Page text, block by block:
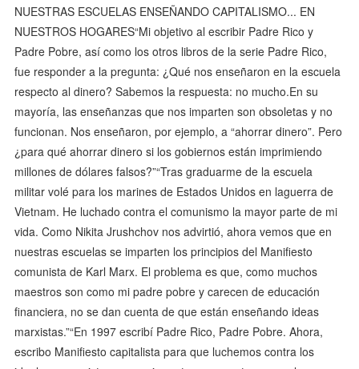
NUESTRAS ESCUELAS ENSEÑANDO CAPITALISMO... EN
NUESTROS HOGARES“Mi objetivo al escribir Padre Rico y
Padre Pobre, así como los otros libros de la serie Padre Rico,
fue responder a la pregunta: ¿Qué nos enseñaron en la escuela
respecto al dinero? Sabemos la respuesta: no mucho.En su
mayoría, las enseñanzas que nos imparten son obsoletas y no
funcionan. Nos enseñaron, por ejemplo, a “ahorrar dinero”. Pero
¿para qué ahorrar dinero si los gobiernos están imprimiendo
millones de dólares falsos?”“Tras graduarme de la escuela
militar volé para los marines de Estados Unidos en laguerra de
Vietnam. He luchado contra el comunismo la mayor parte de mi
vida. Como Nikita Jrushchov nos advirtió, ahora vemos que en
nuestras escuelas se imparten los principios del Manifiesto
comunista de Karl Marx. El problema es que, como muchos
maestros son como mi padre pobre y carecen de educación
financiera, no se dan cuenta de que están enseñando ideas
marxistas.”“En 1997 escribí Padre Rico, Padre Pobre. Ahora,
escribo Manifiesto capitalista para que luchemos contra los